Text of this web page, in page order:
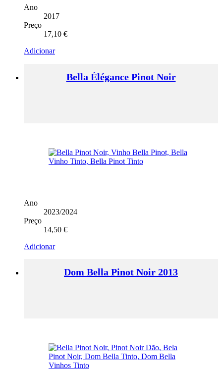
Ano
2017
Preço
17,10 €
Adicionar
Bella Élégance Pinot Noir
Ano
2023/2024
Preço
14,50 €
Adicionar
Dom Bella Pinot Noir 2013